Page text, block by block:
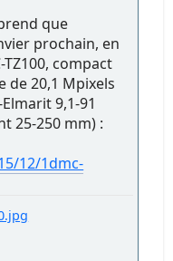
que
prochain, en
TZ100, compact
de 20,1 Mpixels
9,1-91
25-250 mm) :
12/1dmc-